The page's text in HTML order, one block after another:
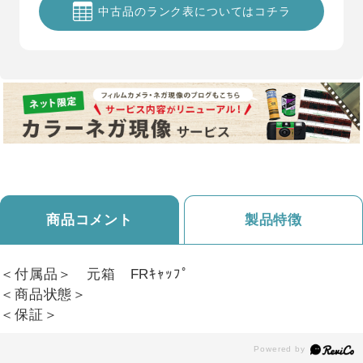
中古品のランク表についてはコチラ
商品コメント 製品特徴
＜付属品＞ 元箱 FRｷｬｯﾌﾟ
＜商品状態＞
＜保証＞